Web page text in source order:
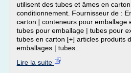
utilisent des tubes et âmes en
conditionnement. Fournisseur de :
carton | conteneurs pour emballage
tubes pour emballage | tubes pour
tubes en carton [+] articles produits
emballages | tubes...
Lire la suite